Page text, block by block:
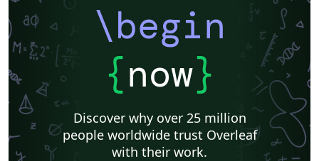
\begin
{now}
Discover why over 25 million
people worldwide trust Overleaf
with their work.